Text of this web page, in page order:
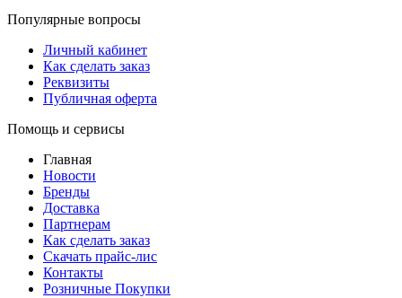
Популярные вопросы
Личный кабинет
Как сделать заказ
Реквизиты
Публичная оферта
Помощь и сервисы
Главная
Новости
Бренды
Доставка
Партнерам
Как сделать заказ
Скачать прайс-лис
Контакты
Розничные Покупки